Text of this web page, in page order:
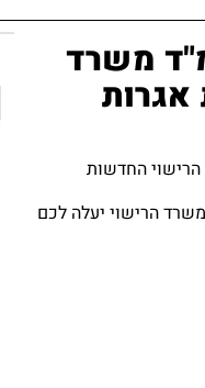
משרד
אגרות
החדשות
מול משרד הרישוי יעלה לכם